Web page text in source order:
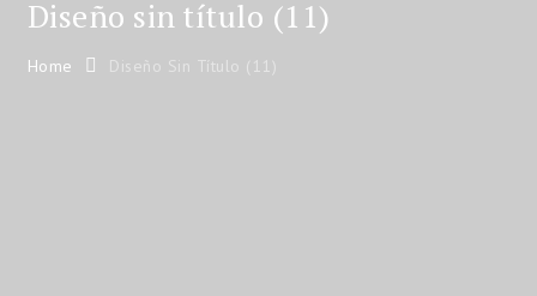
Diseño sin título (11)
Home Diseño Sin Título (11)